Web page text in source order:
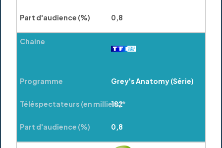
0,8
Grey's Anatomy (Série)
182
0,8